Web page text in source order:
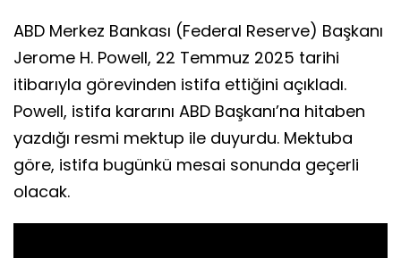
ABD Merkez Bankası (Federal Reserve) Başkanı
Jerome H. Powell, 22 Temmuz 2025 tarihi
itibarıyla görevinden istifa ettiğini açıkladı.
Powell, istifa kararını ABD Başkanı’na hitaben
yazdığı resmi mektup ile duyurdu. Mektuba
göre, istifa bugünkü mesai sonunda geçerli
olacak.